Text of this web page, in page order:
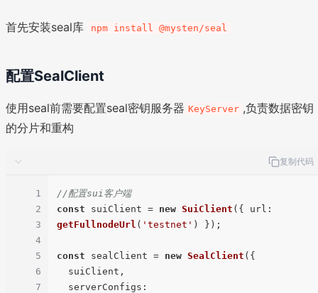
首先安装seal库 npm install @mysten/seal
配置SealClient
使用seal前需要配置seal密钥服务器 KeyServer ,负责数据密钥
的分片和重构
复制代码
1
2
3
4
5
6
7
//配置sui客户端
const suiClient = new SuiClient ({ url
getFullnodeUrl ( 'testnet' ) });
const sealClient = new SealClient ({
serverConfigs